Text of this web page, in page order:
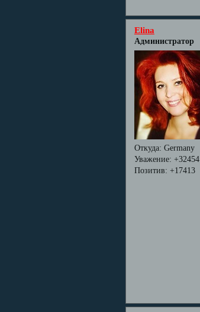
Elina
Администратор
Откуда: Germany
Уважение: +32454
Позитив: +17413